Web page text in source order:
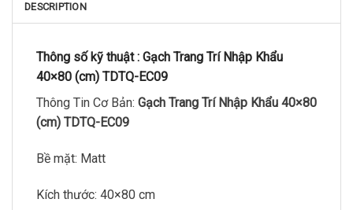
DESCRIPTION
Thông số kỹ thuật : Gạch Trang Trí Nhập Khẩu
40×80 (cm) TDTQ-EC09
Thông Tin Cơ Bản: Gạch Trang Trí Nhập Khẩu 40×80
(cm) TDTQ-EC09
Bề mặt: Matt
Kích thước: 40×80 cm